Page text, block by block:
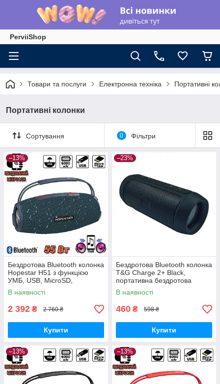
PerviiShop
Товари та послуги Електронна техніка Портативні
Портативні колонки
Сортування 0 Фільтри
–13%
Бездротова Bluetooth колонка
Hopestar H51 з функцією
УМБ, USB, MicroSD,
вологозахист IPX6, TWS 1+1,
Blue
В наявності
2 392 ₴ 2 760 ₴
Купити
–23%
Бездротова Bluetooth колонка
T&G Charge 2+ Black,
портативна бездротова
блютуз колонка динамік
В наявності
460 ₴ 598 ₴
Купити
–13% –13%